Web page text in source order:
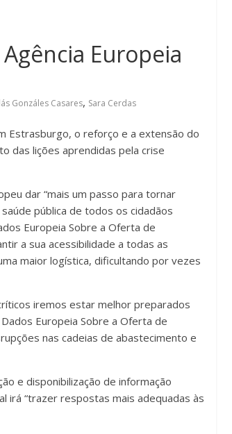
Europeia
Gonzáles Casares, Sara Cerdas
Estrasburgo, o reforço e a extensão do
das lições aprendidas pela crise
dar “mais um passo para tornar
pública de todos os cidadãos
Europeia Sobre a Oferta de
a sua acessibilidade a todas as
maior logística, dificultando por vezes
iremos estar melhor preparados
Europeia Sobre a Oferta de
nas cadeias de abastecimento e
e disponibilização de informação
irá “trazer respostas mais adequadas às